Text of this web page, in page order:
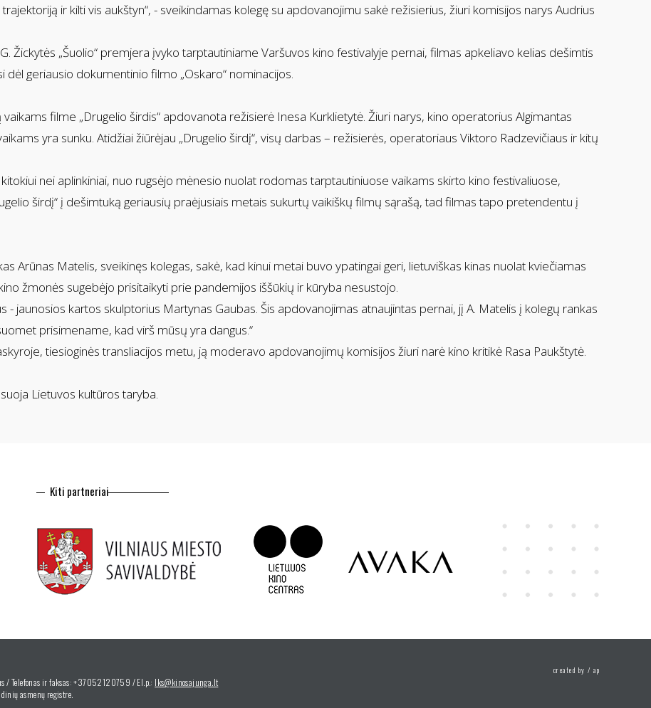
ir kilti vis aukštyn“, - sveikindamas kolegę su apdovanojimu sakė režisierius, žiuri komisijos narys Audrius
Žickytės „Šuolio“ premjera įvyko tarptautiniame Varšuvos kino festivalyje pernai, filmas apkeliavo kelias dešimtis
geriausio dokumentinio filmo „Oskaro“ nominacijos.
filme „Drugelio širdis“ apdovanota režisierė Inesa Kurklietytė. Žiuri narys, kino operatorius Algimantas
yra sunku. Atidžiai žiūrėjau „Drugelio širdį“, visų darbas – režisierės, operatoriaus Viktoro Radzevičiaus ir kitų
nei aplinkiniai, nuo rugsėjo mėnesio nuolat rodomas tarptautiniuose vaikams skirto kino festivaliuose,
širdį“ į dešimtuką geriausių praėjusiais metais sukurtų vaikiškų filmų sąrašą, tad filmas tapo pretendentu į
Arūnas Matelis, sveikinęs kolegas, sakė, kad kinui metai buvo ypatingai geri, lietuviškas kinas nuolat kviečiamas
žmonės sugebėjo prisitaikyti prie pandemijos iššūkių ir kūryba nesustojo.
- jaunosios kartos skulptorius Martynas Gaubas. Šis apdovanojimas atnaujintas pernai, jį A. Matelis į kolegų rankas
prisimename, kad virš mūsų yra dangus.“
tiesioginės transliacijos metu, ją moderavo apdovanojimų komisijos žiuri narė kino kritikė Rasa Paukštytė.
Lietuvos kultūros taryba.
Kiti partneriai
/ Telefonas ir faksas: +37052120759 / El.p.: lks@kinosajunga.lt
asmenų registre.
created by / ap